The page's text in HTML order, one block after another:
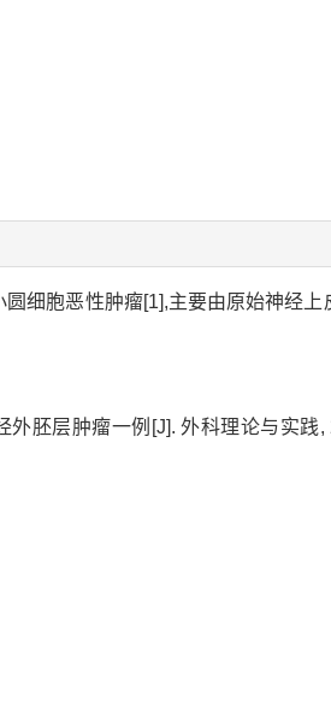
细胞恶性肿瘤[1],主要由原始神经上
胚层肿瘤一例[J]. 外科理论与实践,